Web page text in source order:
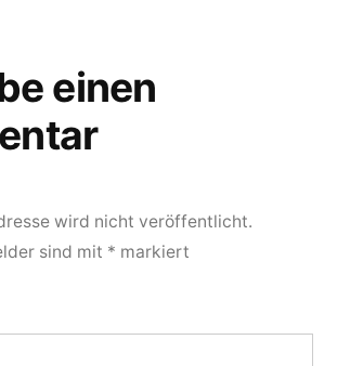
einen
wird nicht veröffentlicht.
sind mit * markiert